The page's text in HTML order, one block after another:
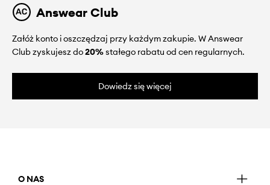
Answear Club
Załóż konto i oszczędzaj przy każdym zakupie. W Answear
Club zyskujesz do20%stałego rabatu od cen regularnych.
Dowiedz się więcej
O NAS